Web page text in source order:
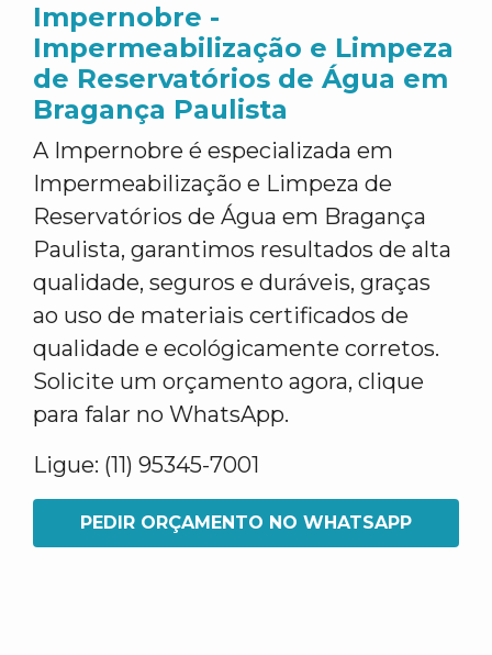
Impernobre -
Impermeabilização e Limpeza
de Reservatórios de Água em
Bragança Paulista
A Impernobre é especializada em
Impermeabilização e Limpeza de
Reservatórios de Água em Bragança
Paulista, garantimos resultados de alta
qualidade, seguros e duráveis, graças
ao uso de materiais certificados de
qualidade e ecológicamente corretos.
Solicite um orçamento agora, clique
para falar no WhatsApp.
Ligue: (11) 95345-7001
PEDIR ORÇAMENTO NO WHATSAPP